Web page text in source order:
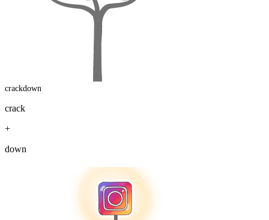
crackdown
crack
+
down